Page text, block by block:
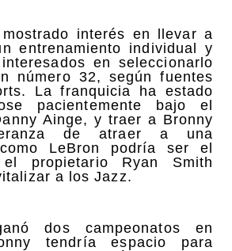
interés en llevar a
entrenamiento individual y
en seleccionarlo
número 32, según fuentes
La franquicia ha estado
pacientemente bajo el
Ainge, y traer a Bronny
de atraer a una
LeBron podría ser el
propietario Ryan Smith
a los Jazz.
dos campeonatos en
tendría espacio para